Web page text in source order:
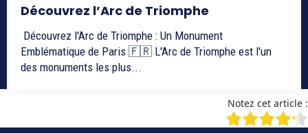
Découvrez l’Arc de Triomphe
Découvrez l'Arc de Triomphe : Un Monument
Emblématique de Paris 🇫🇷 L'Arc de Triomphe est l'un
des monuments les plus...
Notez cet article :